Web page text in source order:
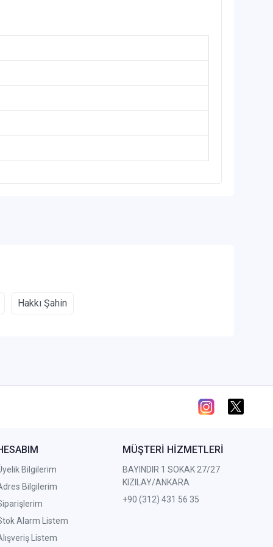
Hakkı Şahin
Bilgilerim
Bilgilerim
Alarm Listem
Listem
MÜŞTERİ HİZMETLERİ
BAYINDIR 1 SOKAK 27/27
KIZILAY/ANKARA
+90 (312) 431 56 35